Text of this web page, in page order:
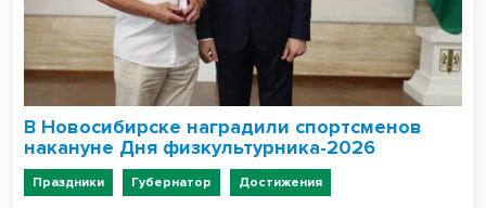
В Новосибирске наградили спортсменов
накануне Дня физкультурника-2026
Праздники Губернатор Достижения